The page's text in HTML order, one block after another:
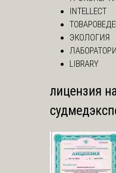
INTELLECT
ЭКОЛОГИЯ
LIBRARY
лицензия